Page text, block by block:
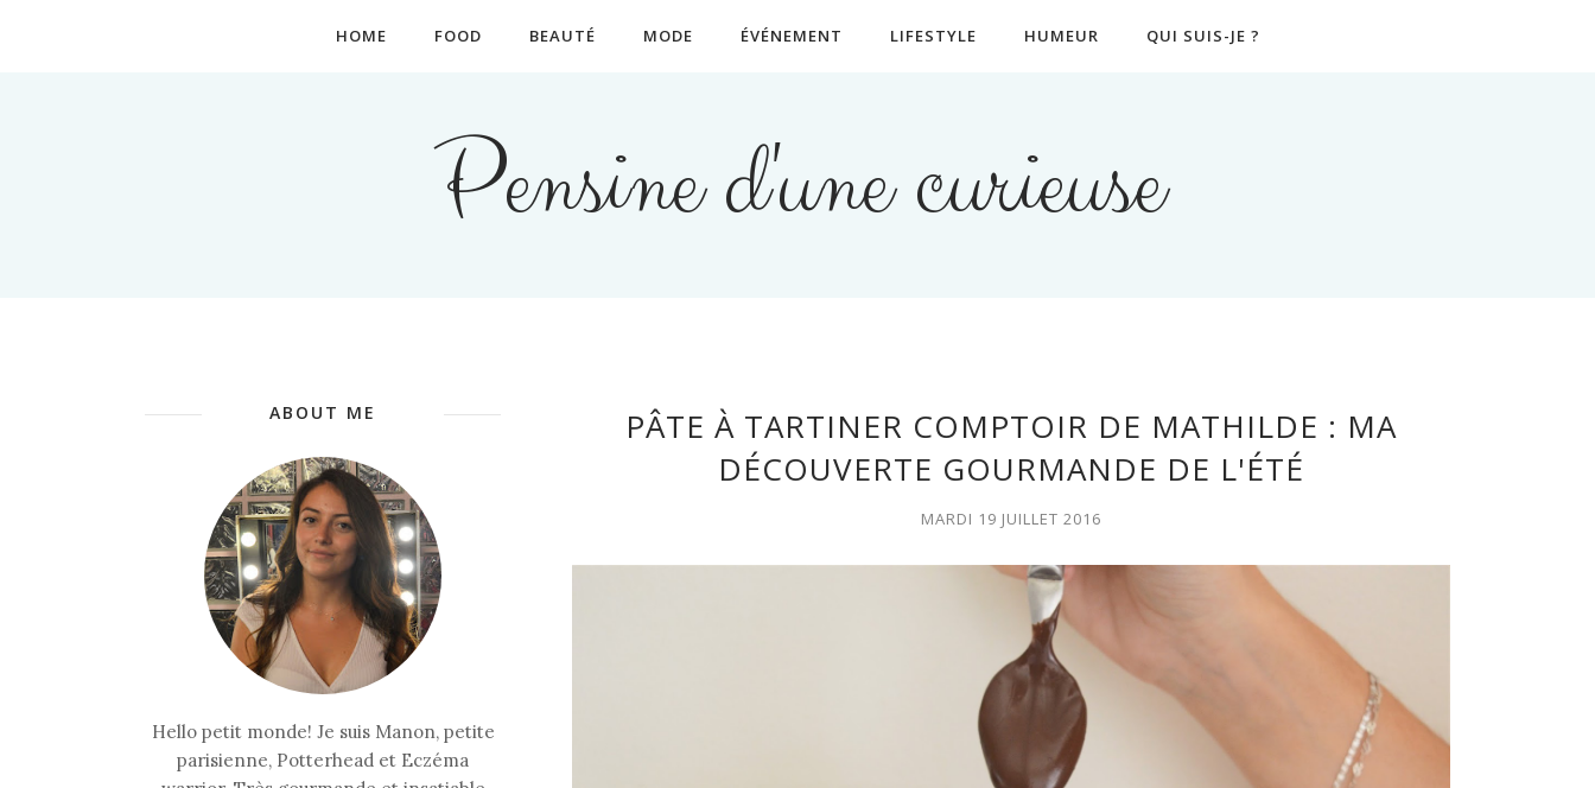
HOME FOOD BEAUTÉ MODE ÉVÉNEMENT LIFESTYLE HUMEUR QUI SUIS-JE ?
Pensine d'une curieuse
PÂTE À TARTINER COMPTOIR DE MATHILDE : MA
DÉCOUVERTE GOURMANDE DE L'ÉTÉ
MARDI 19 JUILLET 2016
ABOUT ME
Hello petit monde! Je suis Manon, petite
parisienne, Potterhead et Eczéma